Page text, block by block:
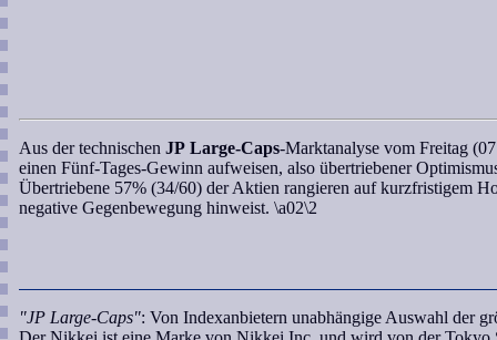
Aus der technischen JP Large-Caps-Marktanalyse vom Freitag
einen Fünf-Tages-Gewinn aufweisen, also übertriebener
Übertriebene 57% (34/60) der Aktien rangieren auf kurzfristigem
negative Gegenbewegung hinweist. \a02\2
"JP Large-Caps": Von Indexanbietern unabhängige Auswahl der